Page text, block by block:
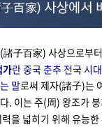
諸子百家) 사상으로부
가란 중국 춘추 전국 시
말로써 제자(諸子)는
. 이는 주(周 ) 왕조가
을 넓히기 위해 유능한